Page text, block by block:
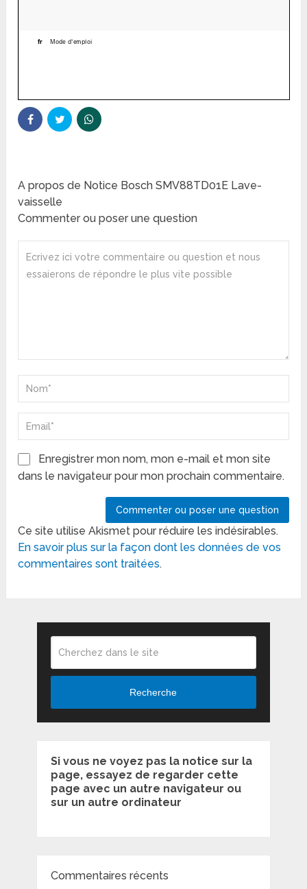
A propos de Notice Bosch SMV88TD01E Lave-
vaisselle
Commenter ou poser une question
Enregistrer mon nom, mon e-mail et mon site
dans le navigateur pour mon prochain commentaire.
Ce site utilise Akismet pour réduire les indésirables.
En savoir plus sur la façon dont les données de vos
commentaires sont traitées.
Recherche
Si vous ne voyez pas la notice sur la
page, essayez de regarder cette
page avec un autre navigateur ou
sur un autre ordinateur
Commentaires récents